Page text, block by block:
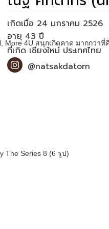
เกิดเมื่อ 24 มกราคม 2526
ที่เกิด เชียงใหม่ ประเทศไทย
@natsakdatorn
More 4U สนุกเกิดคาด มากกว่าที่
The Series 8 (6 รูป)